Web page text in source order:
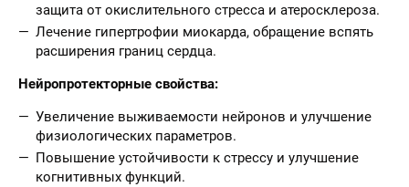
защита от окислительного стресса и атеросклероза.
Лечение гипертрофии миокарда, обращение вспять
расширения границ сердца.
Нейропротекторные свойства:
Увеличение выживаемости нейронов и улучшение
физиологических параметров.
Повышение устойчивости к стрессу и улучшение
когнитивных функций.